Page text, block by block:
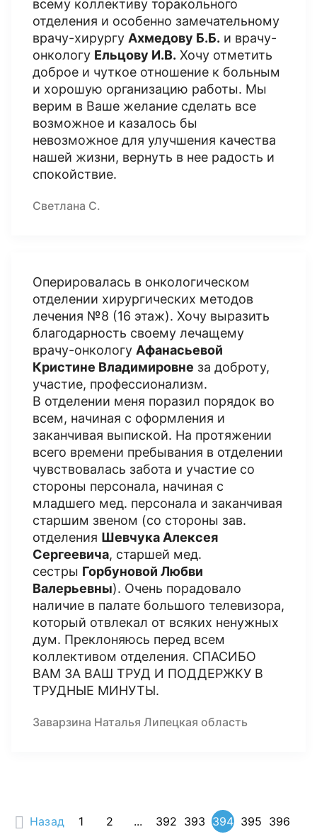
всему коллективу торакольного
отделения и особенно замечательному
врачу-хирургу Ахмедову Б.Б. и врачу-
онкологу Ельцову И.В. Хочу отметить
доброе и чуткое отношение к больным
и хорошую организацию работы. Мы
верим в Ваше желание сделать все
возможное и казалось бы
невозможное для улучшения качества
нашей жизни, вернуть в нее радость и
спокойствие.
Светлана С.
Оперировалась в онкологическом
отделении хирургических методов
лечения №8 (16 этаж). Хочу выразить
благодарность своему лечащему
врачу-онкологу Афанасьевой
Кристине Владимировне за доброту,
участие, профессионализм.
В отделении меня поразил порядок во
всем, начиная с оформления и
заканчивая выпиской. На протяжении
всего времени пребывания в отделении
чувствовалась забота и участие со
стороны персонала, начиная с
младшего мед. персонала и заканчивая
старшим звеном (со стороны зав.
отделения Шевчука Алексея
Сергеевича, старшей мед.
сестры Горбуновой Любви
Валерьевны). Очень порадовало
наличие в палате большого телевизора,
который отвлекал от всяких ненужных
дум. Преклоняюсь перед всем
коллективом отделения. СПАСИБО
ВАМ ЗА ВАШ ТРУД И ПОДДЕРЖКУ В
ТРУДНЫЕ МИНУТЫ.
Заварзина Наталья Липецкая область
Назад 1 2 ... 392 393 394 395 396